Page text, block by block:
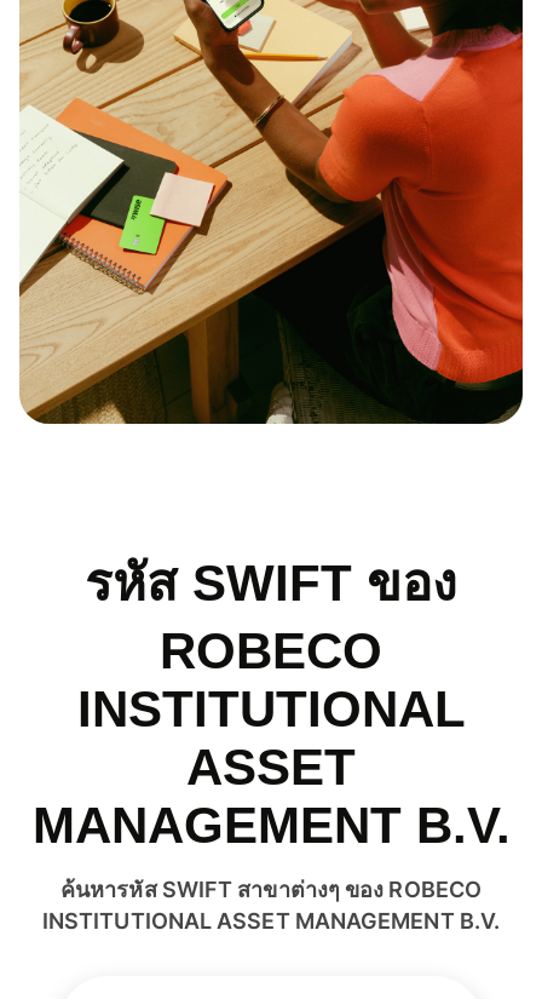
รหัส SWIFT ของ
ROBECO
INSTITUTIONAL
ASSET
MANAGEMENT B.V.
ค้นหารหัส SWIFT สาขาต่างๆ ของ ROBECO
INSTITUTIONAL ASSET MANAGEMENT B.V.